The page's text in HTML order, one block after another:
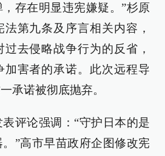
存在明显违宪嫌疑。”杉原
第九条及序言相关内容，
去侵略战争行为的反省，
加害者的承诺。此次远程导
承诺被彻底抛弃。
评论强调：“守护日本的是
”高市早苗政府企图修改宪